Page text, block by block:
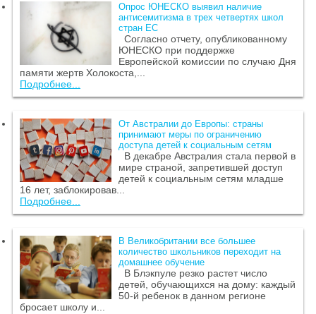
Опрос ЮНЕСКО выявил наличие
антисемитизма в трех четвертях школ
стран ЕС
Согласно отчету, опубликованному
ЮНЕСКО при поддержке
Европейской комиссии по случаю Дня
памяти жертв Холокоста,...
Подробнее...
От Австралии до Европы: страны
принимают меры по ограничению
доступа детей к социальным сетям
В декабре Австралия стала первой в
мире страной, запретившей доступ
детей к социальным сетям младше
16 лет, заблокировав...
Подробнее...
В Великобритании все большее
количество школьников переходит на
домашнее обучение
В Блэкпуле резко растет число
детей, обучающихся на дому: каждый
50-й ребенок в данном регионе
бросает школу и...